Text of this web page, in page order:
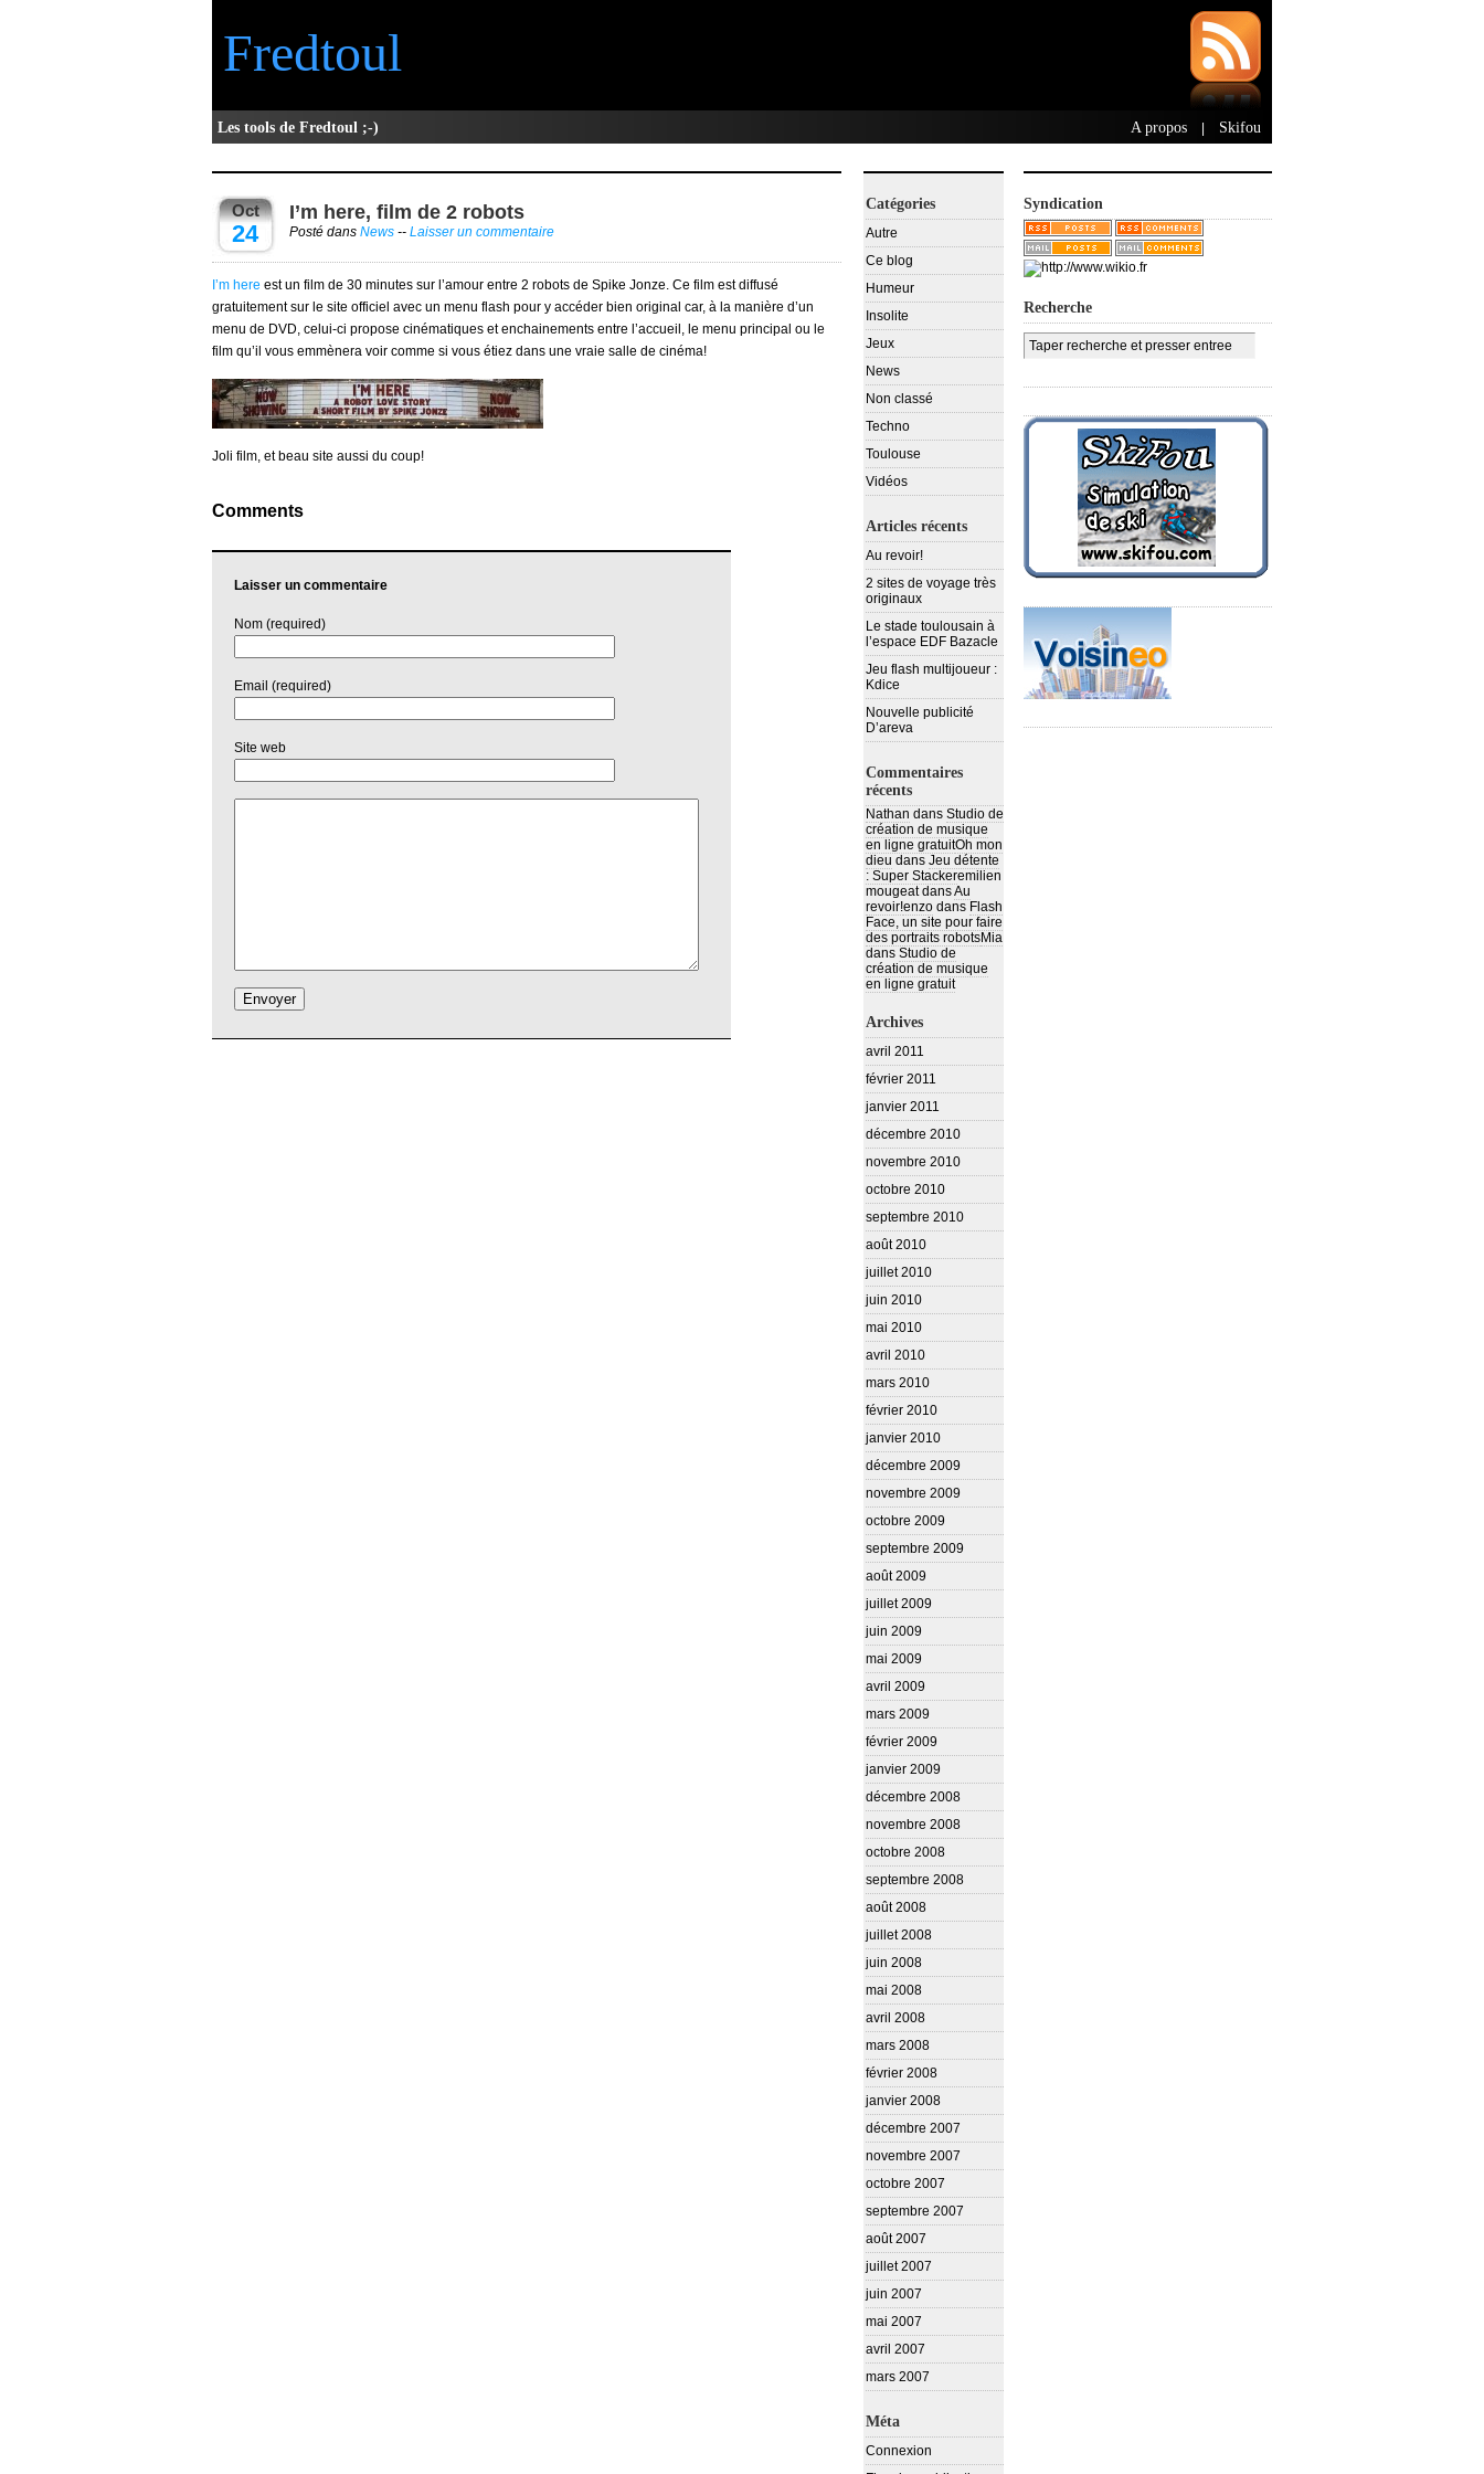
Fredtoul
Les tools de Fredtoul ;-) A propos Skifou
Oct
24
I’m here, film de 2 robots
Posté dans News -- Laisser un commentaire
I’m here est un film de 30 minutes sur l’amour entre 2 robots de Spike Jonze. Ce film est diffusé
gratuitement sur le site officiel avec un menu flash pour y accéder bien original car, à la manière d’un
menu de DVD, celui-ci propose cinématiques et enchainements entre l’accueil, le menu principal ou le
film qu’il vous emmènera voir comme si vous étiez dans une vraie salle de cinéma!
Joli film, et beau site aussi du coup!
Comments
Laisser un commentaire
Nom (required)
Email (required)
Site web
Catégories
Autre
Ce blog
Humeur
Insolite
Jeux
News
Non classé
Techno
Toulouse
Vidéos
Articles récents
Au revoir!
2 sites de voyage très
originaux
Le stade toulousain à
l’espace EDF Bazacle
Jeu flash multijoueur :
Kdice
Nouvelle publicité
D’areva
Commentaires
récents
Nathan dans Studio de
création de musique
en ligne gratuitOh mon
dieu dans Jeu détente
: Super Stackeremilien
mougeatdansAu
revoir!enzo dans Flash
Face, un site pour faire
des portraits robotsMia
dans Studio de
création de musique
en ligne gratuit
Archives
avril 2011
février 2011
janvier 2011
décembre 2010
novembre 2010
octobre 2010
septembre 2010
août 2010
juillet 2010
juin 2010
mai 2010
avril 2010
mars 2010
février 2010
janvier 2010
décembre 2009
novembre 2009
octobre 2009
septembre 2009
août 2009
juillet 2009
juin 2009
mai 2009
avril 2009
mars 2009
février 2009
janvier 2009
décembre 2008
novembre 2008
octobre 2008
septembre 2008
août 2008
juillet 2008
juin 2008
mai 2008
avril 2008
mars 2008
février 2008
janvier 2008
décembre 2007
novembre 2007
octobre 2007
septembre 2007
août 2007
juillet 2007
juin 2007
mai 2007
avril 2007
mars 2007
Méta
Connexion
Syndication
Recherche